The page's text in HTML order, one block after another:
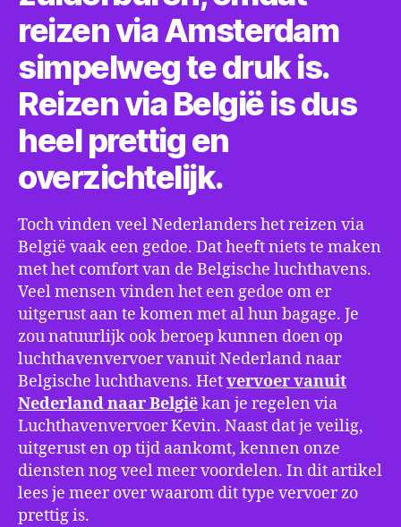
reizen via Amsterdam
simpelweg te druk is.
Reizen via België is dus
heel prettig en
overzichtelijk.
Toch vinden veel Nederlanders het reizen via
België vaak een gedoe. Dat heeft niets te maken
met het comfort van de Belgische luchthavens.
Veel mensen vinden het een gedoe om er
uitgerust aan te komen met al hun bagage. Je
zou natuurlijk ook beroep kunnen doen op
luchthavenvervoer vanuit Nederland naar
Belgische luchthavens. Hetvervoer vanuit
Nederland naar Belgiëkan je regelen via
Luchthavenvervoer Kevin. Naast dat je veilig,
uitgerust en op tijd aankomt, kennen onze
diensten nog veel meer voordelen. In dit artikel
lees je meer over waarom dit type vervoer zo
prettig is.